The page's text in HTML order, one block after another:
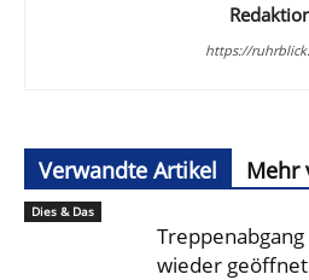
https://
Verwandte Artikel Mehr
Dies & Das
wieder geöffnet